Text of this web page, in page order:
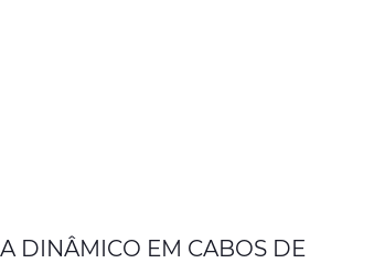
DINÂMICO EM CABOS DE